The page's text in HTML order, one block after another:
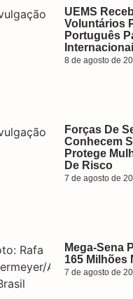
UEMS
Voluntários
Português
8 de agosto de
Forças De
Conhecem
Protege
De Risco
7 de agosto de
Mega-Sena
165 Milhões
7 de agosto de